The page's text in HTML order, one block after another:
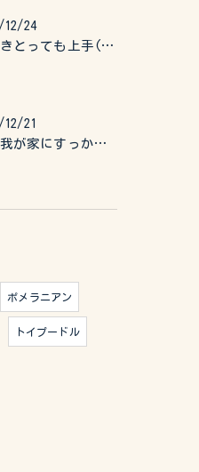
12/24
珀歯磨きとっても上手(о´∀`о)
12/21
珀くん我が家にすっかりなれて、キッズのお世話もしてくれて、今...
ポメラニアン
トイプードル